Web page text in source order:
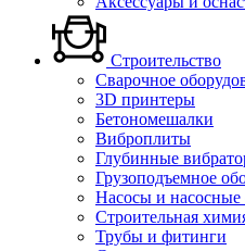
Строительство
Сварочное
3D принтеры
Бетономешалки
Виброплиты
Глубинные
Грузоподъемное
Насосы и насосные
Строительная
Трубы и фитинги